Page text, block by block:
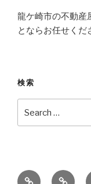
龍ケ崎市の不動産
とならお任せくだ
検索
for:
こ 会